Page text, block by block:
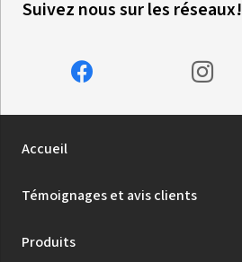
Suivez nous sur les réseaux!
Accueil
Témoignages et avis clients
Produits